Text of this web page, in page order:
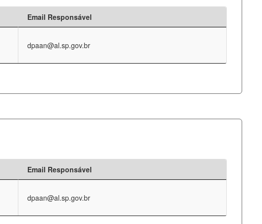
Email Responsável
dpaan@al.sp.gov.br
Email Responsável
dpaan@al.sp.gov.br